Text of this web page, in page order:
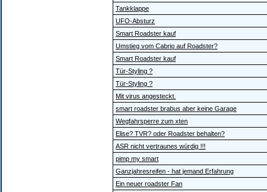
Tankklappe
UFO-Absturz
Smart Roadster kauf
Umstieg vom Cabrio auf Roadster?
Smart Roadster kauf
Tür-Styling ?
Tür-Styling ?
Mit virus angesteckt.
smart roadster brabus aber keine Garage
Wegfahrsperre zum xten
Elise? TVR? oder Roadster behalten?
ASR nicht vertraunes würdig !!!
pimp my smart
Ganzjahresreifen - hat jemand Erfahrung
Ein neuer roadster Fan